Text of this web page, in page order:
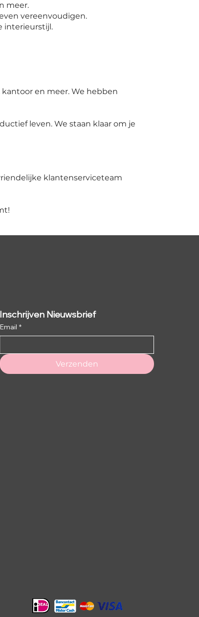
meer.
vereenvoudigen.
interieurstijl.
kantoor en meer. We hebben
leven. We staan klaar om je
klantenserviceteam
Inschrijven Nieuwsbrief
Email *
Verzenden